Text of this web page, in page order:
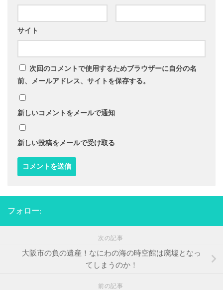
サイト
次回のコメントで使用するためブラウザーに自分の名
前、メールアドレス、サイトを保存する。
新しいコメントをメールで通知
新しい投稿をメールで受け取る
フォロー:
次の記事
大阪市の負の遺産！なにわの海の時空館は廃墟となっ
てしまうのか！
前の記事